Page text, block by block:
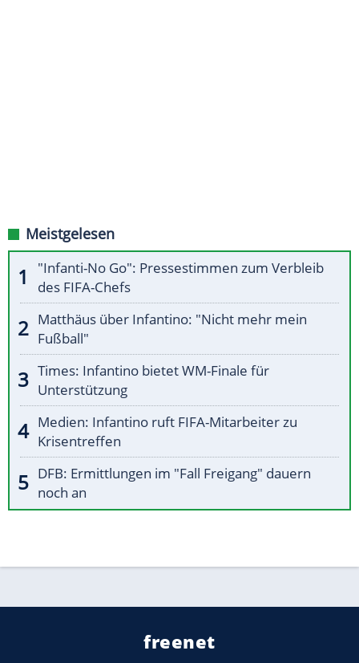
Meistgelesen
"Infanti-No Go": Pressestimmen zum Verbleib
des FIFA-Chefs
Matthäus über Infantino: "Nicht mehr mein
Fußball"
Times: Infantino bietet WM-Finale für
Unterstützung
Medien: Infantino ruft FIFA-Mitarbeiter zu
Krisentreffen
DFB: Ermittlungen im "Fall Freigang" dauern
noch an
freenet